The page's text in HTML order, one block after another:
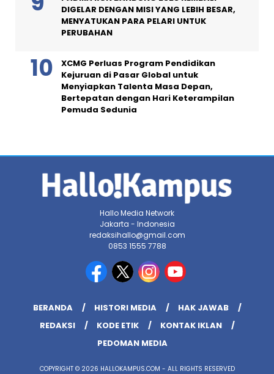
DIGELAR DENGAN MISI YANG LEBIH BESAR,
MENYATUKAN PARA PELARI UNTUK
PERUBAHAN
XCMG Perluas Program Pendidikan
Kejuruan di Pasar Global untuk
Menyiapkan Talenta Masa Depan,
Bertepatan dengan Hari Keterampilan
Pemuda Sedunia
Hallo Media Network
Jakarta - Indonesia
redaksihallo@gmail.com
0853 1555 7788
BERANDA HISTORI MEDIA
HAK JAWAB
REDAKSI
KODE ETIK
KONTAK IKLAN
PEDOMAN MEDIA
COPYRIGHT © 2026 HALLOKAMPUS.COM - ALL RIGHTS RESERVED